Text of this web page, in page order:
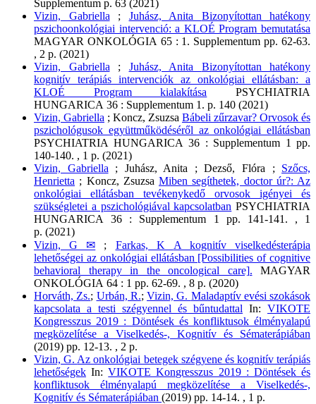
Supplementum p. 63 (2021)
Vizin, Gabriella
; Juhász, Anita Bizonyítottan hatékony
pszichoonkológiai intervenció: a KLOÉ Program bemutatása
MAGYAR ONKOLÓGIA 65: 1. Supplementum pp. 62-63.
, 2 p. (2021)
Vizin, Gabriella
; Juhász, Anita Bizonyítottan hatékony
kognitív terápiás intervenciók az onkológiai ellátásban: a
KLOÉ Program kialakítása
PSYCHIATRIA
HUNGARICA 36 : Supplementum 1. p. 140 (2021)
Vizin, Gabriella ; Koncz, Zsuzsa Bábeli zűrzavar? Orvosok és
pszichológusok együttműködéséről az onkológiai ellátásban
PSYCHIATRIA HUNGARICA 36 : Supplementum 1 pp.
140-140. , 1 p. (2021)
Vizin, Gabriella
; Juhász, Anita ;Dezső, Flóra ; Szőcs,
Henrietta ; Koncz, Zsuzsa Miben segíthetek, doctor úr?: Az
onkológiai ellátásban tevékenykedő orvosok igényei és
szükségletei a pszichológiával kapcsolatban PSYCHIATRIA
HUNGARICA
36 : Supplementum 1
pp. 141-141. , 1
p. (2021)
Vizin, G ✉
; Farkas, K A kognitív viselkedésterápia
lehetőségei az onkológiai ellátásban [Possibilities of cognitive
behavioral therapy in the oncological care].
MAGYAR
ONKOLÓGIA 64 : 1 pp. 62-69. , 8 p. (2020)
Horváth, Zs.; Urbán, R.; Vizin, G. Maladaptív evési szokások
kapcsolata a testi szégyennel és bűntudattal In: VIKOTE
Kongresszus 2019 : Döntések és konfliktusok élményalapú
megközelítése a Viselkedés-, Kognitív és Sématerápiában
(2019) pp. 12-13. , 2 p.
Vizin, G. Az onkológiai betegek szégyene és kognitív terápiás
lehetőségek In:VIKOTE Kongresszus 2019 : Döntések és
konfliktusok élményalapú megközelítése a Viselkedés-,
Kognitív és Sématerápiában (2019) pp. 14-14. , 1 p.